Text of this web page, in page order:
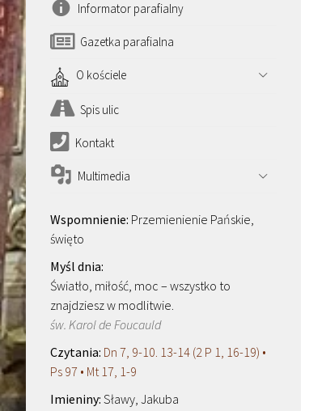
Informator parafialny
Gazetka parafialna
O kościele
Spis ulic
Kontakt
Multimedia
Przemienienie Pańskie,
święto
Światło, miłość, moc – wszystko to
znajdziesz w modlitwie.
św. Karol de Foucauld
Dn 7, 9-10. 13-14 (2 P 1, 16-19) •
Ps 97 • Mt 17, 1-9
Sławy, Jakuba